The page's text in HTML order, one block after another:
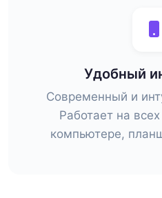
Удобный
Современный и
Работает на
компьютере,